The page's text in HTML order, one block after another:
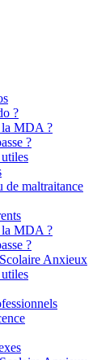
?
la MDA ?
?
de maltraitance
la MDA ?
?
Anxieux